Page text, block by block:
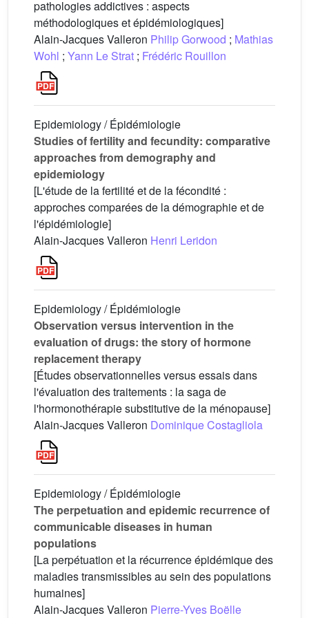
pathologies addictives : aspects
méthodologiques et épidémiologiques]
Alain-Jacques Valleron Philip Gorwood ; Mathias
Wohl ; Yann Le Strat ; Frédéric Rouillon
Epidemiology / Épidémiologie
Studies of fertility and fecundity: comparative
approaches from demography and
epidemiology
[L'étude de la fertilité et de la fécondité :
approches comparées de la démographie et de
l'épidémiologie]
Alain-Jacques Valleron Henri Leridon
Epidemiology / Épidémiologie
Observation versus intervention in the
evaluation of drugs: the story of hormone
replacement therapy
[Études observationnelles versus essais dans
l'évaluation des traitements : la saga de
l'hormonothérapie substitutive de la ménopause]
Alain-Jacques Valleron Dominique Costagliola
Epidemiology / Épidémiologie
The perpetuation and epidemic recurrence of
communicable diseases in human
populations
[La perpétuation et la récurrence épidémique des
maladies transmissibles au sein des populations
humaines]
Alain-Jacques Valleron Pierre-Yves Boëlle